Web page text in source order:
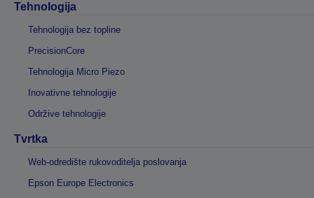
Tehnologija
Tehnologija bez topline
PrecisionCore
Tehnologija Micro Piezo
Inovativne tehnologije
Održive tehnologije
Tvrtka
Web-odredište rukovoditelja poslovanja
Epson Europe Electronics